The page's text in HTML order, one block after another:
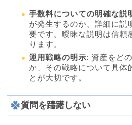
手数料についての明確な説
が発生するのか、詳細に説
要です。曖昧な説明は信頼
ります。
運用戦略の明示: 資産をど
か、その戦略について具体
とが大切です。
質問を躊躇しない